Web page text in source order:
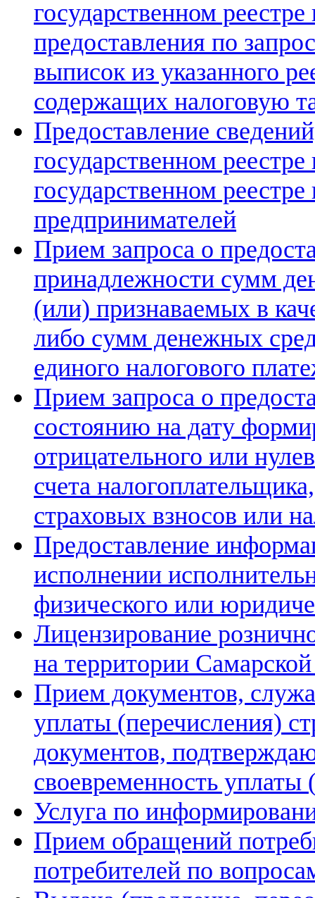
государственном
предоставления по
выписок из указанного
содержащих налоговую
Предоставление
государственном
государственном
предпринимателей
Прием запроса о
принадлежности сумм
(или) признаваемых в
либо сумм денежных
единого налогового
Прием запроса о
состоянию на дату
отрицательного или
счета
страховых взносов или
Предоставление
исполнении
физического или
Лицензирование
на территории
Прием документов,
уплаты (перечисления)
документов,
своевременность уплаты
Услуга по
Прием обращений
потребителей по